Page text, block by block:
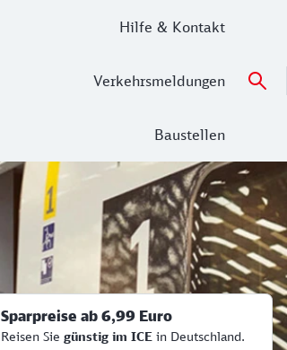
Hilfe & Kontakt
Verkehrsmeldungen
Baustellen
Sparpreise ab 6,99 Euro
Reisen Sie günstig im ICE in Deutschland.